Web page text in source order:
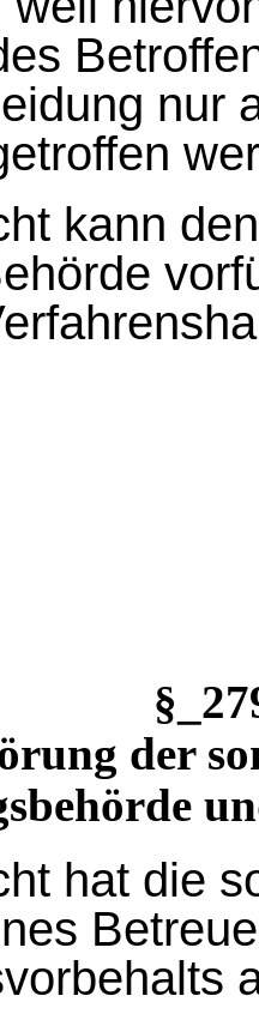
nur
kann
der
hat die